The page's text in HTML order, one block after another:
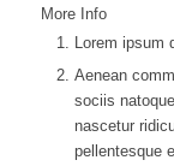
More Info
Lorem ipsum
Aenean
sociis
nascetur
pellentesque